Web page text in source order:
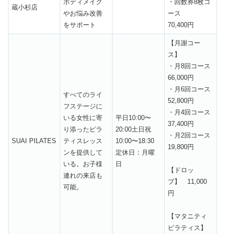
蔵小杉店
ボディメイク
やお悩み改善
をサポート
・回数券8枚コ
ース
70,400円
SUAI PILATES
すべてのライ
フステージに
いる女性に寄
り添ったピラ
ティスレッス
ンを提供して
いる。お子様
連れの来店も
可能。
平日10:00〜
20:00土日祝
10:00〜18:30
定休日：月曜
日
【月謝コー
ス】
・月8回コース
66,000円
・月6回コース
52,800円
・月4回コース
37,400円
・月2回コース
19,800円
【ドロッ
プ】 11,000
円
【マタニティ
ピラティス】